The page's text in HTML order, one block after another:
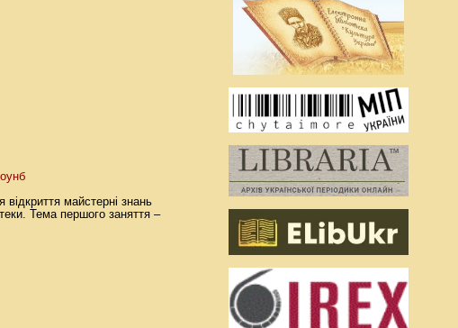
відкриття майстерні знань
Тема першого заняття –